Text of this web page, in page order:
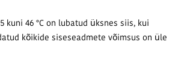
kuni 46 °C on lubatud üksnes siis, kui
kõikide siseseadmete võimsus on üle